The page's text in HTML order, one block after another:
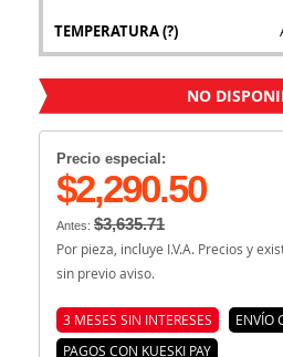
TEMPERATURA(?)
NO
Precio especial:
$2,290.50
Antes: $3,635.71
Por pieza, incluye I.V.A. Precios y
sin previo aviso.
3 MESES SIN INTERESES
ENVÍO
PAGOS CON KUESKI PAY